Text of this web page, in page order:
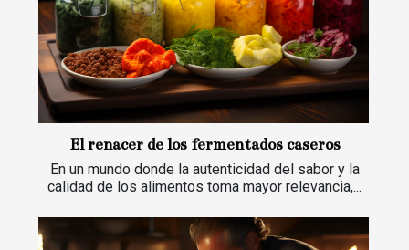
El renacer de los fermentados caseros
En un mundo donde la autenticidad del sabor y la
calidad de los alimentos toma mayor relevancia,...